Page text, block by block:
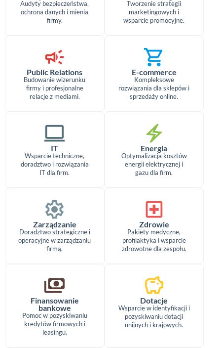
Audyty bezpieczeństwa,
ochrona danych i mienia
firmy.
Tworzenie strategii
marketingowych i
wsparcie promocyjne.
campaign
Public Relations
Budowanie wizerunku
firmy i profesjonalne
relacje z mediami.
shopping_cart
E-commerce
Kompleksowe
rozwiązania dla sklepów i
sprzedaży online.
computer
IT
Wsparcie techniczne,
doradztwo i rozwiązania
IT dla firm.
electric_bolt
Energia
Optymalizacja kosztów
energii elektrycznej i
gazu dla firm.
settings
Zarządzanie
Doradztwo strategiczne i
operacyjne w zarządzaniu
firmą.
local_hospital
Zdrowie
Pakiety medyczne,
profilaktyka i wsparcie
zdrowotne dla zespołu.
payments
Finansowanie
bankowe
Pomoc w pozyskiwaniu
kredytów firmowych i
leasingu.
savings
Dotacje
Wsparcie w identyfikacji i
pozyskiwaniu dotacji
unijnych i krajowych.